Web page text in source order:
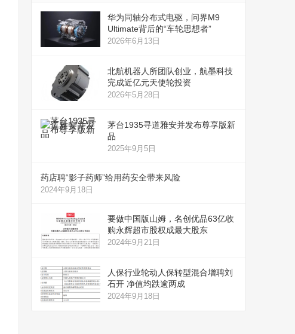
华为同轴分布式电驱，问界M9
Ultimate背后的“车轮思想者”
2026年6月13日
北航机器人所团队创业，航墨科技
完成近亿元天使轮投资
2026年5月28日
茅台1935寻道雅安并发布尊享版新
品
2025年9月5日
药店聘“影子药师”给用药安全带来风险
2024年9月18日
要做中国版山姆，名创优品63亿收
购永辉超市股权成最大股东
2024年9月21日
人保行业轮动人保转型混合增聘刘
石开 净值均跌逾两成
2024年9月18日